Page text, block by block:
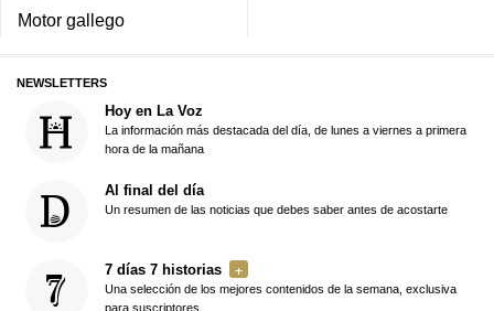
Motor gallego
NEWSLETTERS
Hoy en La Voz
La información más destacada del día, de lunes a viernes a primera
hora de la mañana
Al final del día
Un resumen de las noticias que debes saber antes de acostarte
7 días 7 historias
Una selección de los mejores contenidos de la semana, exclusiva
para suscriptores